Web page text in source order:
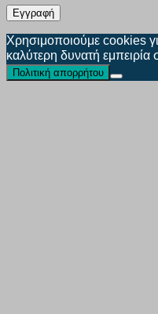
Εγγραφή
Χρησιμοποιούμε cookies
καλύτερη δυνατή εμπειρία
Πολιτική απορρήτου